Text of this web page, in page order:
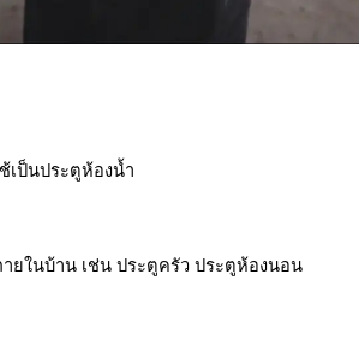
เป็นประตูห้องน้ำ
ยในบ้าน เช่น ประตูครัว ประตูห้องนอน